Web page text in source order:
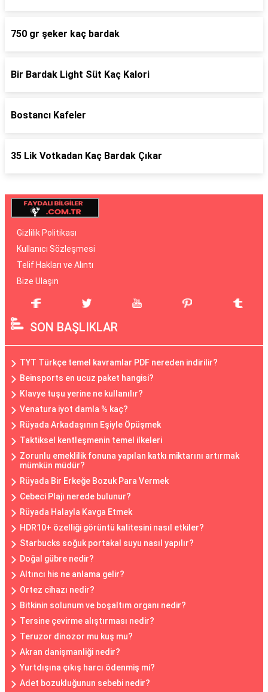
750 gr şeker kaç bardak
Bir Bardak Light Süt Kaç Kalori
Bostancı Kafeler
35 Lik Votkadan Kaç Bardak Çıkar
Gizlilik Politikası
Kullanıcı Sözleşmesi
Telif Hakları ve Alıntı
Bize Ulaşın
SON BAŞLIKLAR
TYT Türkçe temel kavramlar PDF nereden indirilir?
Beinsports en ucuz paket hangisi?
Klavye tuşu yerine ne kullanılır?
Venatura iyot damla % kaç?
Rüyada Arkadaşının Eşiyle Öpüşmek
Taktiksel kentleşmenin temel ilkeleri
Zorunlu emeklilik fonuna yapılan katkı miktarını artırmak
mümkün müdür?
Rüyada Bir Erkeğe Bozuk Para Vermek
Cebeci Plajı nerede bulunur?
Rüyada Halayla Kavga Etmek
HDR10+ özelliği görüntü kalitesini nasıl etkiler?
Starbucks soğuk portakal suyu nasıl yapılır?
Doğal gübre nedir?
Altıncı his ne anlama gelir?
Ortez cihazı nedir?
Bitkinin solunum ve boşaltım organı nedir?
Tersine çevirme alıştırması nedir?
Teruzor dinozor mu kuş mu?
Akran danişmanliği nedir?
Yurtdışına çıkış harcı ödenmiş mi?
Adet bozukluğunun sebebi nedir?